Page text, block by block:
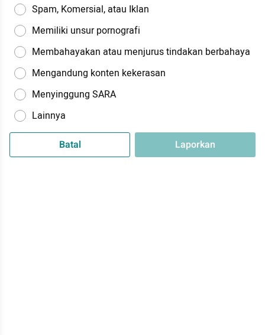
Spam, Komersial, atau Iklan
Memiliki unsur pornografi
Membahayakan atau menjurus tindakan berbahaya
Mengandung konten kekerasan
Menyinggung SARA
Lainnya
Batal Laporkan